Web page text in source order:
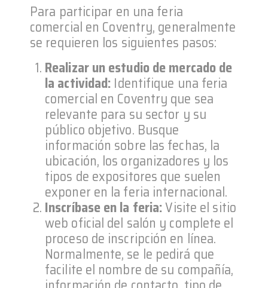
Para participar en una feria
comercial en Coventry, generalmente
se requieren los siguientes pasos:
Realizar un estudio de mercado de
la actividad: Identifique una feria
comercial en Coventry que sea
relevante para su sector y su
público objetivo. Busque
información sobre las fechas, la
ubicación, los organizadores y los
tipos de expositores que suelen
exponer en la feria internacional.
Inscríbase en la feria:Visite el sitio
web oficial del salón y complete el
proceso de inscripción en línea.
Normalmente, se le pedirá que
facilite el nombre de su compañía,